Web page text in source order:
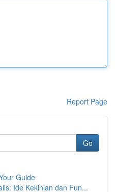
Report Page
Go
Guide
Ide Kekinian dan Fun...